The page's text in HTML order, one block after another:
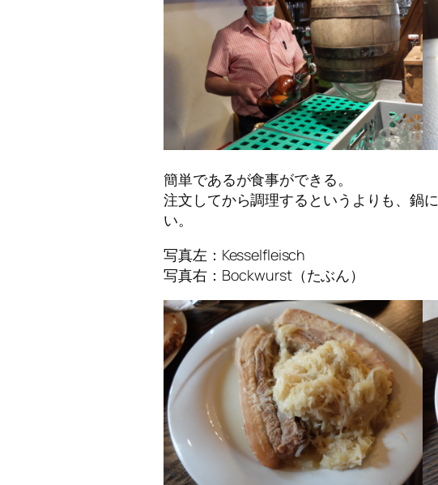
簡単であるが食事ができる。
注文してから調理するというよりも、鍋
い。
写真左：Kesselfleisch
写真右：Bockwurst（たぶん）